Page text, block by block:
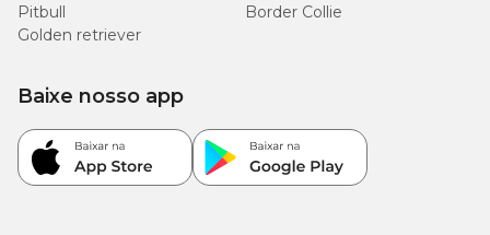
Pitbull
Border Collie
Golden retriever
Baixe nosso app